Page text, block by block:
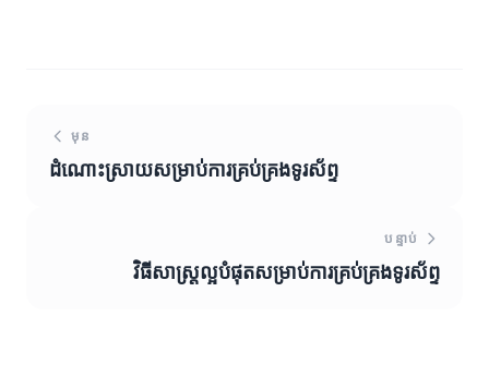
មុន
ដំណោះស្រាយសម្រាប់ការគ្រប់គ្រងទូរស័ព្ទ
បន្ទាប់
វិធីសាស្ត្រល្អបំផុតសម្រាប់ការគ្រប់គ្រងទូរស័ព្ទ